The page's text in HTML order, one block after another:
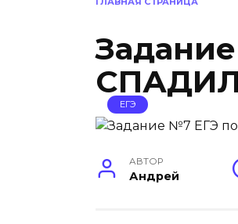
ЕГЭ
АВТОР
Андрей